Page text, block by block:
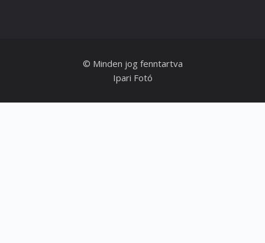
© Minden jog fenntartva
Ipari Fotó